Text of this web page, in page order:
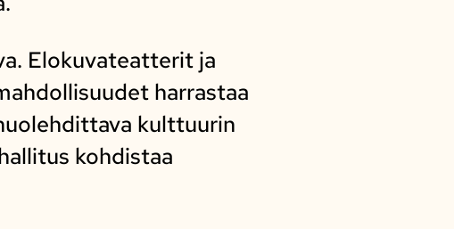
Elokuvateatterit ja
harrastaa
kulttuurin
kohdistaa